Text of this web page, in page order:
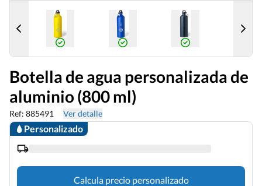
Botella de agua personalizada de
aluminio (800 ml)
Ref: 885491 Ver detalle
Personalizado
Calcula precio personalizado